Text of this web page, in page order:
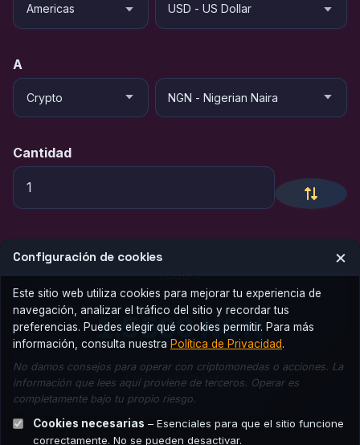
A
Cantidad
1 USD =
1.5500 NGN
1 NGN = 0.645161 USD
Configuración de cookies ×
Este sitio web utiliza cookies para mejorar tu experiencia de
navegación, analizar el tráfico del sitio y recordar tus
preferencias. Puedes elegir qué cookies permitir. Para más
información, consulta nuestra Política de Privacidad.
No damos consejos para operar con criptomonedas o acciones. La
información que lees aquí proviene de terceros. Operar es
completamente bajo tu propio riesgo.
Cookies necesarias – Esenciales para que el sitio funcione
correctamente. No se pueden desactivar.